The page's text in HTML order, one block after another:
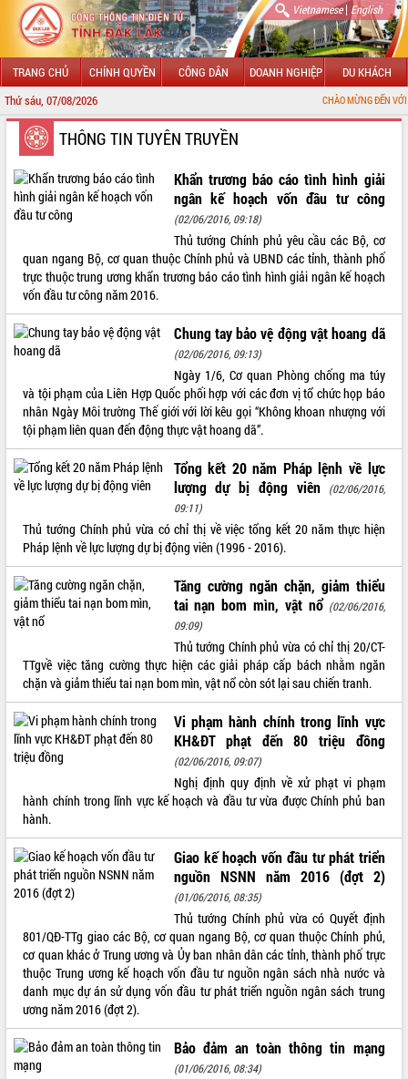
Vietnamese| English
TRANG CHỦ CHÍNH QUYỀN CÔNG DÂN DOANH NGHIỆP DU KHÁCH
Thứ sáu, 07/08/2026 CHÀO MỪNG ĐẾN VỚI CỔNG
GIỚI THIỆU
LÃNH ĐẠO UBND TỈNH
TIN TỨC SỰ KIỆN
UBND CÁC XÃ, PHƯỜNG
THÔNG TIN CHỈ ĐẠO ĐIỀU HÀNH
HỆ THỐNG VĂN BẢN
VĂN BẢN HĐND TỈNH
ĐIỂM TIN VĂN BẢN
QUY HOẠCH - KẾ HOẠCH
VIDEO
Không có file video nào để phát.
THÔNG TIN TUYÊN TRUYỀN
Khẩn trương báo cáo tình hình giải
ngân kế hoạch vốn đầu tư công
(02/06/2016, 09:18)
Thủ tướng Chính phủ yêu cầu các Bộ, cơ
quan ngang Bộ, cơ quan thuộc Chính phủ và UBND các tỉnh, thành phố
trực thuộc trung ương khẩn trương báo cáo tình hình giải ngân kế hoạch
vốn đầu tư công năm 2016.
Chung tay bảo vệ động vật hoang dã
(02/06/2016, 09:13)
Ngày 1/6, Cơ quan Phòng chống ma túy
và tội phạm của Liên Hợp Quốc phối hợp với các đơn vị tổ chức họp báo
nhân Ngày Môi trường Thế giới với lời kêu gọi “Không khoan nhượng với
tội phạm liên quan đến động thực vật hoang dã”.
Tổng kết 20 năm Pháp lệnh về lực
lượng dự bị động viên
(02/06/2016,
09:11)
Thủ tướng Chính phủ vừa có chỉ thị về việc tổng kết 20 năm thực hiện
Pháp lệnh về lực lượng dự bị động viên (1996 - 2016).
Tăng cường ngăn chặn, giảm thiểu
tai nạn bom mìn, vật nổ (02/06/2016,
09:09)
Thủ tướng Chính phủ vừa có chỉ thị 20/CT-
TTgvề việc tăng cường thực hiện các giải pháp cấp bách nhằm ngăn
chặn và giảm thiểu tai nạn bom mìn, vật nổ còn sót lại sau chiến tranh.
Vi phạm hành chính trong lĩnh vực
KH&ĐT phạt đến 80 triệu đồng
(02/06/2016, 09:07)
Nghị định quy định về xử phạt vi phạm
hành chính trong lĩnh vực kế hoạch và đầu tư vừa được Chính phủ ban
hành.
Giao kế hoạch vốn đầu tư phát triển
nguồn NSNN năm 2016 (đợt 2)
(01/06/2016, 08:35)
Thủ tướng Chính phủ vừa có Quyết định
801/QĐ-TTg giao các Bộ, cơ quan ngang Bộ, cơ quan thuộc Chính phủ,
cơ quan khác ở Trung ương và Ủy ban nhân dân các tỉnh, thành phố trực
thuộc Trung ương kế hoạch vốn đầu tư nguồn ngân sách nhà nước và
danh mục dự án sử dụng vốn đầu tư phát triển nguồn ngân sách trung
ương năm 2016 (đợt 2).
Bảo đảm an toàn thông tin mạng
(01/06/2016, 08:34)